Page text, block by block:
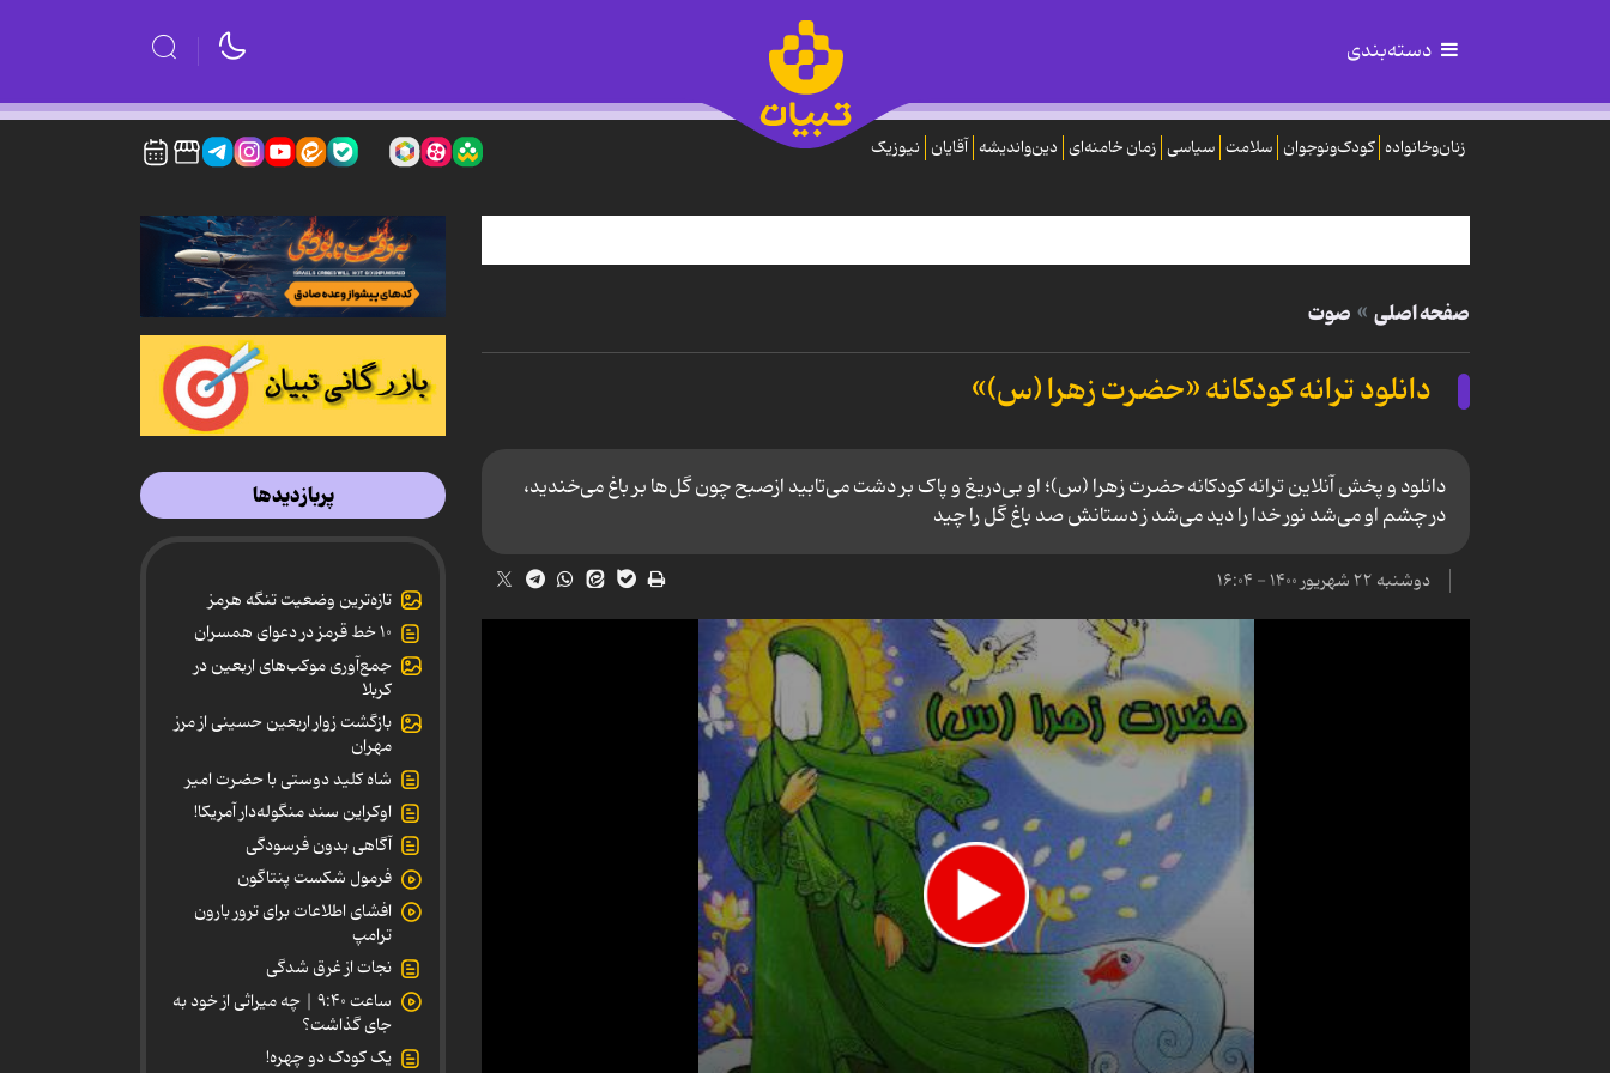
دسته‌بندی
زنان‌وخانواده کودک‌ونوجوان سلامت سیاسی زمان خامنه‌ای دین‌واندیشه آقایان نیوزیک
صفحه اصلی صوت
دانلود ترانه کودکانه «حضرت زهرا (س)»
دانلود و پخش آنلاین ترانه کودکانه حضرت زهرا (س)؛ او بی‌دریغ و پاک بر دشت می‌تابید ازصبح چون گل‌ها بر باغ می‌‌خندید،
در چشم او می‌شد نور خدا را دید می‌شد ز دستانش صد باغ گل را چید
دوشنبه ۲۲ شهریور ۱۴۰۰ - ۱۶:۰۴
پربازدیدها
تازه‌ترین وضعیت تنگه هرمز
۱۰ خط قرمز در دعوای همسران
جمع‌آوری موکب‌های اربعین در
کربلا
بازگشت زوار اربعین حسینی از مرز
مهران
شاه کلید دوستی با حضرت امیر
اوکراین سند منگوله‌دار آمریکا!
آگاهی بدون فرسودگی
فرمول شکست پنتاگون
افشای اطلاعات برای ترور بارون
ترامپ
نجات از غرق شدگی
ساعت ۹:۴۰ | چه میراثی از خود به
جای گذاشت؟
یک کودک دو چهره!